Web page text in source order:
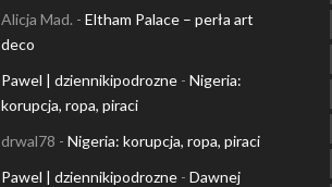
Alicja Mad. - Eltham Palace – perła art
deco
Pawel | dziennikipodrozne- Nigeria:
korupcja, ropa, piraci
drwal78 - Nigeria: korupcja, ropa, piraci
Pawel | dziennikipodrozne- Dawnej